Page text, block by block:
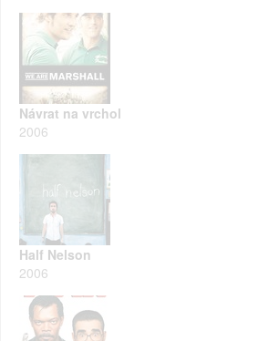
Návrat na vrchol
2006
Half Nelson
2006